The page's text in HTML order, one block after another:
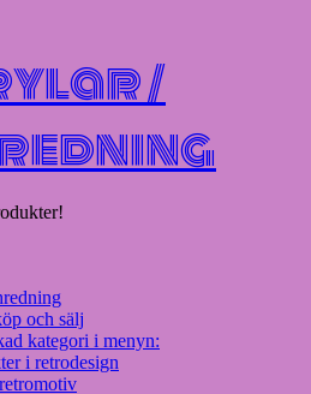
/
och sälj
kategori i menyn:
i retrodesign